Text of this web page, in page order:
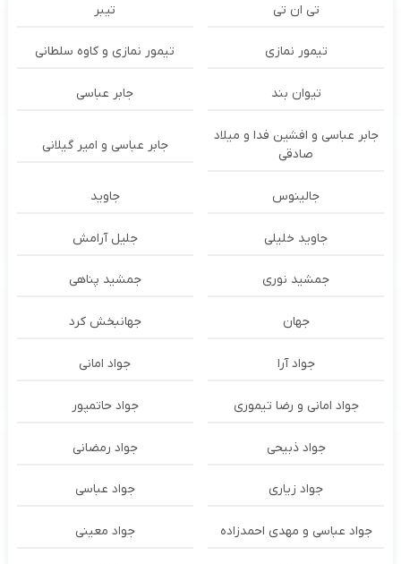
تی ان تی تیبر
تیمور نمازی تیمور نمازی و کاوه سلطانی
تیوان بند جابر عباسی
جابر عباسی و افشین فدا و میلاد
صادقی
جابر عباسی و امیر گیلانی
جالینوس جاوید
جاوید خلیلی جلیل آرامش
جمشید نوری جمشید پناهی
جهان جهانبخش کرد
جواد آرا جواد امانی
جواد امانی و رضا تیموری جواد حاتمپور
جواد ذبیحی جواد رمضانی
جواد زیاری جواد عباسی
جواد عباسی و مهدی احمدزاده جواد معینی